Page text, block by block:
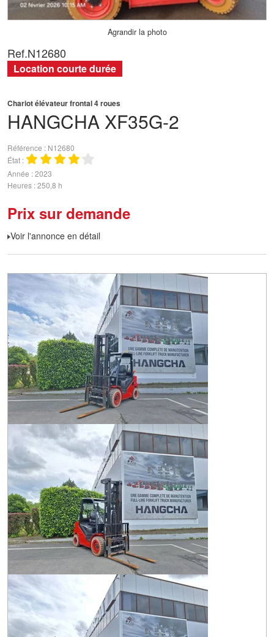
Agrandir la photo
HANGCHA XF35G-2
Chariot élévateur frontal 4 roues
Référence
N12680
État
Année 2023
Heures 250,8 h
Prix sur demande
Voir l'annonce en détail
Ref.N12680
Location courte durée